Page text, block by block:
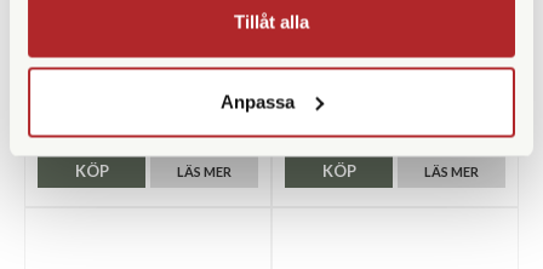
Tillåt alla
Anpassa
Black
109 SEK
LÄS MER
KÖP
Mörkbrun 100cm
Finns i lager
300 SEK
LÄS MER
KÖP